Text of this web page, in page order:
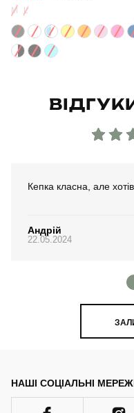
M L
Кепка класна, але
Андрій
22.05.2024
НАШІ СОЦІАЛЬНІ